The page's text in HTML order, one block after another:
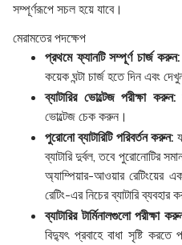
সম্পূর্ণরূপে সচল হয়ে যাবে।
মেরামতের পদক্ষেপ
প্রথমে ফ্যানটি সম্পূর্ণ চার্জ
কয়েক ঘন্টা চার্জ হতে দিন এবং
ব্যাটারির ভোল্টেজ পরীক্ষা করুন:
ভোল্টেজ চেক করুন।
পুরোনো ব্যাটারিটি পরিবর্তন করুন:
ব্যাটারি দুর্বল, তবে পুরোনোটির
অ্যাম্পিয়ার-আওয়ার রেটিংয়ের
রেটিং-এর নিচের ব্যাটারি ব্যবহার
ব্যাটারির টার্মিনালগুলো পরীক্ষা
বিদ্যুৎ প্রবাহে বাধা সৃষ্টি